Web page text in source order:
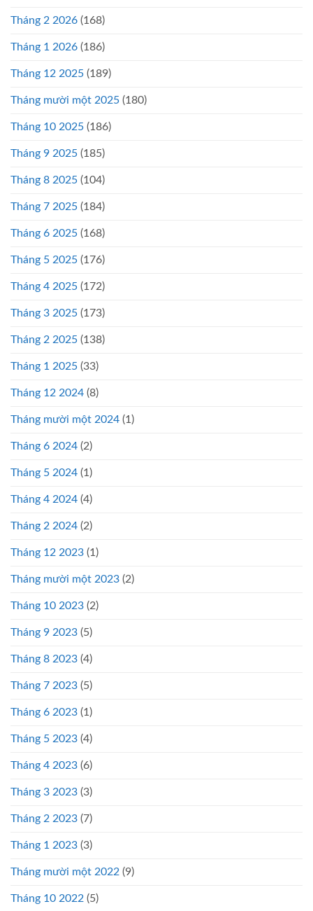
Tháng 2 2026 (168)
Tháng 1 2026 (186)
Tháng 12 2025 (189)
Tháng mười một 2025 (180)
Tháng 10 2025 (186)
Tháng 9 2025 (185)
Tháng 8 2025 (104)
Tháng 7 2025 (184)
Tháng 6 2025 (168)
Tháng 5 2025 (176)
Tháng 4 2025 (172)
Tháng 3 2025 (173)
Tháng 2 2025 (138)
Tháng 1 2025 (33)
Tháng 12 2024 (8)
Tháng mười một 2024 (1)
Tháng 6 2024 (2)
Tháng 5 2024 (1)
Tháng 4 2024 (4)
Tháng 2 2024 (2)
Tháng 12 2023 (1)
Tháng mười một 2023 (2)
Tháng 10 2023 (2)
Tháng 9 2023 (5)
Tháng 8 2023 (4)
Tháng 7 2023 (5)
Tháng 6 2023 (1)
Tháng 5 2023 (4)
Tháng 4 2023 (6)
Tháng 3 2023 (3)
Tháng 2 2023 (7)
Tháng 1 2023 (3)
Tháng mười một 2022 (9)
Tháng 10 2022 (5)